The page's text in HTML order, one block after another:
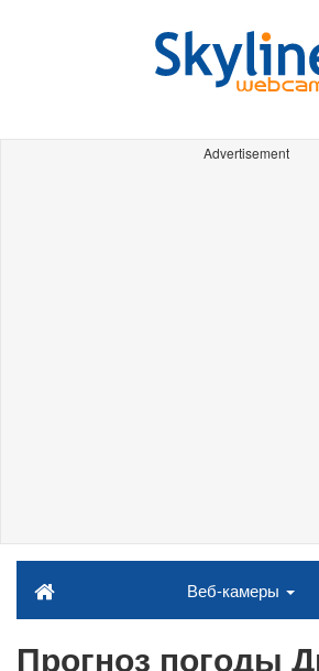
Advertisement
Веб-камеры
Прогноз погоды